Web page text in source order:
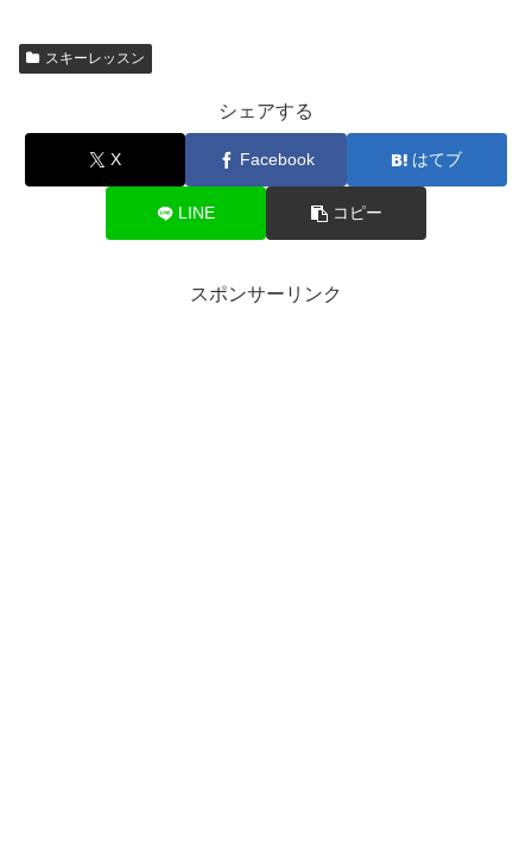
スキーレッスン
シェアする
X Facebook はてブ
LINE コピー
スポンサーリンク